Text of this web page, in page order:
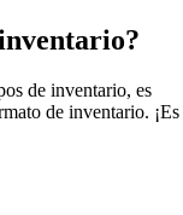
de inventario, es
de inventario. ¡Es